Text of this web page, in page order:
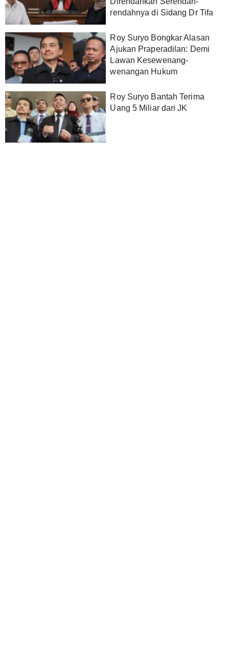
rendahnya di Sidang Dr Tifa
Roy Suryo Bongkar Alasan
Ajukan Praperadilan: Demi
Lawan Kesewenang-
wenangan Hukum
Roy Suryo Bantah Terima
Uang 5 Miliar dari JK